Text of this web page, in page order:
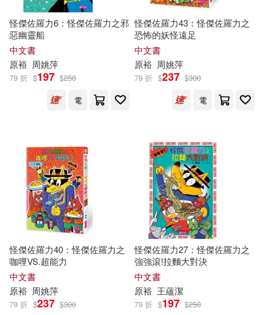
怪傑佐羅力6：怪傑佐羅力之邪
惡幽靈船
中文書
原裕 周姚萍
79 折 $197 $250
電
怪傑佐羅力43：怪傑佐羅力之
恐怖的妖怪遠足
中文書
原裕 周姚萍
79 折 $237 $300
電
怪傑佐羅力40：怪傑佐羅力之
咖哩VS.超能力
中文書
原裕 周姚萍
79 折 $237 $300
怪傑佐羅力27：怪傑佐羅力之
強強滾!拉麵大對決
中文書
原裕 王蘊潔
79 折 $197 $250